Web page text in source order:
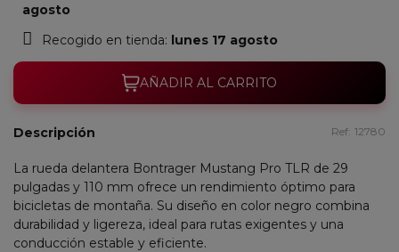
agosto
Recogido en tienda: lunes 17 agosto
AÑADIR AL CARRITO
Descripción Ref: 12780
La rueda delantera Bontrager Mustang Pro TLR de 29
pulgadas y 110 mm ofrece un rendimiento óptimo para
bicicletas de montaña. Su diseño en color negro combina
durabilidad y ligereza, ideal para rutas exigentes y una
conducción estable y eficiente.